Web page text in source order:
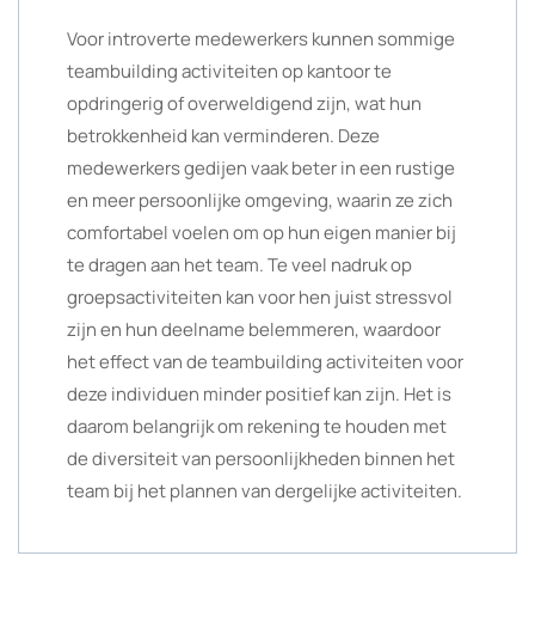
Voor introverte medewerkers kunnen sommige
teambuilding activiteiten op kantoor te
opdringerig of overweldigend zijn, wat hun
betrokkenheid kan verminderen. Deze
medewerkers gedijen vaak beter in een rustige
en meer persoonlijke omgeving, waarin ze zich
comfortabel voelen om op hun eigen manier bij
te dragen aan het team. Te veel nadruk op
groepsactiviteiten kan voor hen juist stressvol
zijn en hun deelname belemmeren, waardoor
het effect van de teambuilding activiteiten voor
deze individuen minder positief kan zijn. Het is
daarom belangrijk om rekening te houden met
de diversiteit van persoonlijkheden binnen het
team bij het plannen van dergelijke activiteiten.